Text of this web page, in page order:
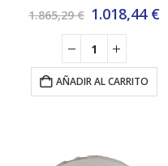
1.865,29€ El
precio
original
era:
1.865,29 €.
1.018,44 €El
AÑADIR AL CARRITO